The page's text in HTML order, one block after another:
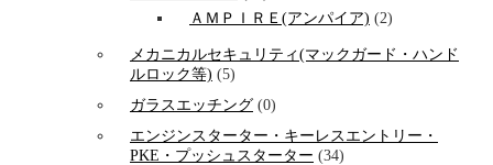
ＡＭＰＩＲＥ(アンパイア) (2)
メカニカルセキュリティ(マックガード・ハンド
ルロック等) (5)
ガラスエッチング (0)
エンジンスターター・キーレスエントリー・
PKE・プッシュスターター (34)